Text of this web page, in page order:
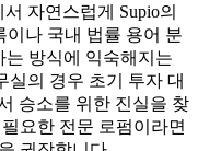
자연스럽게 Supio의
이나 국내 법률 용어 분
방식에 익숙해지는
실의 경우 초기 투자 대
승소를 위한 진실을 찾
요한 전문 로펌이라면